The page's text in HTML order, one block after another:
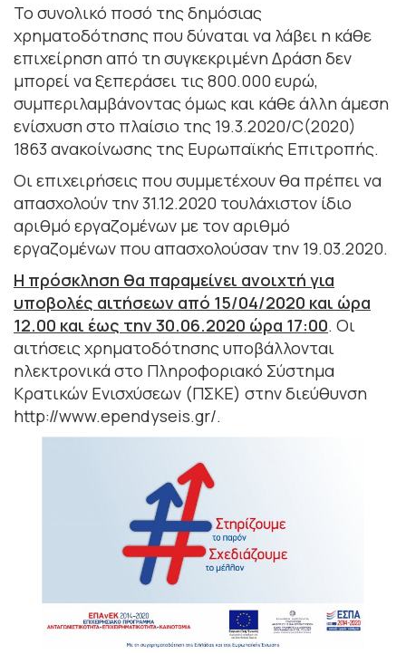
Το συνολικό ποσό της δημόσιας
χρηματοδότησης που δύναται να λάβει η κάθε
επιχείρηση από τη συγκεκριμένη Δράση δεν
μπορεί να ξεπεράσει τις 800.000 ευρώ,
συμπεριλαμβάνοντας όμως και κάθε άλλη άμεση
ενίσχυση στο πλαίσιο της 19.3.2020/C(2020)
1863 ανακοίνωσης της Ευρωπαϊκής Επιτροπής.
Οι επιχειρήσεις που συμμετέχουν θα πρέπει να
απασχολούν την 31.12.2020 τουλάχιστον ίδιο
αριθμό εργαζομένων με τον αριθμό
εργαζομένων που απασχολούσαν την 19.03.2020.
Η πρόσκληση θα παραμείνει ανοιχτή για
υποβολές αιτήσεων από 15/04/2020 και ώρα
12.00 και έως την 30.06.2020 ώρα 17:00. Οι
αιτήσεις χρηματοδότησης υποβάλλονται
ηλεκτρονικά στο Πληροφοριακό Σύστημα
Κρατικών Ενισχύσεων (ΠΣΚΕ) στην διεύθυνση
http://www.ependyseis.gr/.